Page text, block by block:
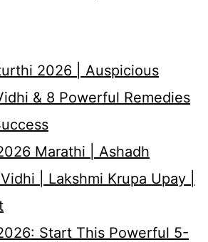
2026 | Auspicious
& 8 Powerful Remedies
Marathi | Ashadh
| Lakshmi Krupa Upay |
Start This Powerful 5-